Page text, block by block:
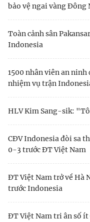
bảo vệ ngai vàng Đông
Toàn cảnh sân
Indonesia
1500 nhân viên an
nhiệm vụ trận
HLV Kim Sang-sik:
CĐV Indonesia đòi sa
0-3 trước ĐT Việt Nam
ĐT Việt Nam trở về Hà
trước Indonesia
ĐT Việt Nam tri ân số ít